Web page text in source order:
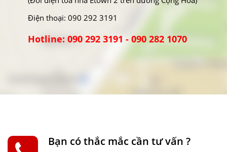
Điện thoại: 090 292 3191
Hotline: 090 292 3191 - 090 282 1070
Bạn có thắc mắc cần tư vấn ?